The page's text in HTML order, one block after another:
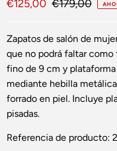
Precio
venta
€125,00 Precio
€179,00
Zapatos de salón de
que no podrá faltar
fino de 9 cm y
mediante hebilla
forrado en piel. Incluye
pisadas.
Referencia de producto: